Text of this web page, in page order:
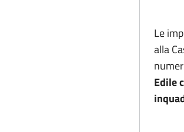
Le
alla
Edile